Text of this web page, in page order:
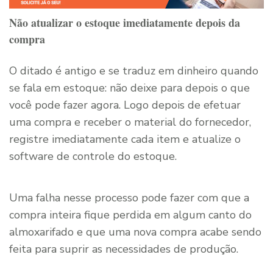
Não atualizar o estoque imediatamente depois da
compra
O ditado é antigo e se traduz em dinheiro quando
se fala em estoque: não deixe para depois o que
você pode fazer agora. Logo depois de efetuar
uma compra e receber o material do fornecedor,
registre imediatamente cada item e atualize o
software de controle do estoque.
Uma falha nesse processo pode fazer com que a
compra inteira fique perdida em algum canto do
almoxarifado e que uma nova compra acabe sendo
feita para suprir as necessidades de produção.